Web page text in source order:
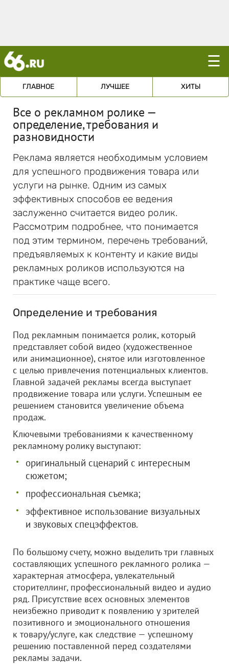
☰
ГЛАВНОЕ ЛУЧШЕЕ ХИТЫ
Все о рекламном ролике —
определение, требования и
разновидности
Реклама является необходимым условием
для успешного продвижения товара или
услуги на рынке. Одним из самых
эффективных способов ее ведения
заслуженно считается видео ролик.
Рассмотрим подробнее, что понимается
под этим термином, перечень требований,
предъявляемых к контенту и какие виды
рекламных роликов используются на
практике чаще всего.
Определение и требования
Под рекламным понимается ролик, который
представляет собой видео (художественное
или анимационное), снятое или изготовленное
с целью привлечения потенциальных клиентов.
Главной задачей рекламы всегда выступает
продвижение товара или услуги. Успешным ее
решением становится увеличение объема
продаж.
Ключевыми требованиями к качественному
рекламному ролику выступают:
оригинальный сценарий с интересным
сюжетом;
профессиональная съемка;
эффективное использование визуальных
и звуковых спецэффектов.
По большому счету, можно выделить три главных
составляющих успешного рекламного ролика —
характерная атмосфера, увлекательный
сторителлинг, профессиональный видео и аудио
ряд. Присутствие всех основных элементов
неизбежно приводит к появлению у зрителей
позитивного и эмоционального отношения
к товару/услуге, как следствие — успешному
решению поставленной перед создателями
рекламы задачи.